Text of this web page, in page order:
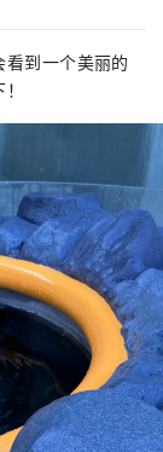
到一个美丽的